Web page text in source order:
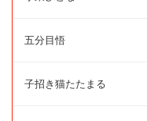
五分目悟
子招き猫たたまる